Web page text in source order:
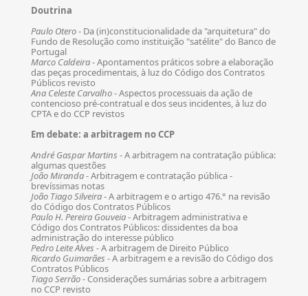
Doutrina
Paulo Otero- Da (in)constitucionalidade da "arquitetura" do
Fundo de Resolução como instituição "satélite" do Banco de
Portugal
Marco Caldeira- Apontamentos práticos sobre a elaboração
das peças procedimentais, à luz do Código dos Contratos
Públicos revisto
Ana Celeste Carvalho- Aspectos processuais da ação de
contencioso pré-contratual e dos seus incidentes, à luz do
CPTA e do CCP revistos
Em debate: a arbitragem no CCP
André Gaspar Martins - A arbitragem na contratação pública:
algumas questões
João Miranda- Arbitragem e contratação pública -
brevíssimas notas
João Tiago Silveira- A arbitragem e o artigo 476.° na revisão
do Código dos Contratos Públicos
Paulo H. Pereira Gouveia- Arbitragem administrativa e
Código dos Contratos Públicos: dissidentes da boa
administração do interesse público
Pedro Leite Alves - A arbitragem de Direito Público
Ricardo Guimarães - A arbitragem e a revisão do Código dos
Contratos Públicos
Tiago Serrão- Considerações sumárias sobre a arbitragem
no CCP revisto